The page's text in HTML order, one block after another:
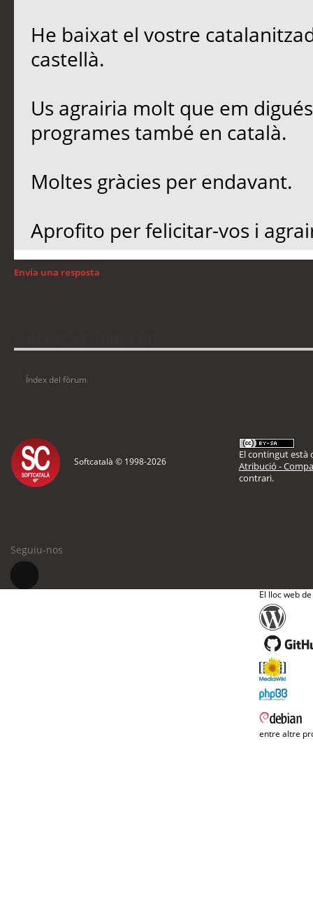
He baixat el vostre
castellà.
Us agrairia molt que em
programes també en català.
Moltes gràcies per endavant.
Aprofito per felicitar-vos i
Envia una resposta
Índex del fòrum
Softcatalà © 1998-2026
El contingut està
Atribució -
contrari.
Seguiu-nos
El lloc web
entre altre